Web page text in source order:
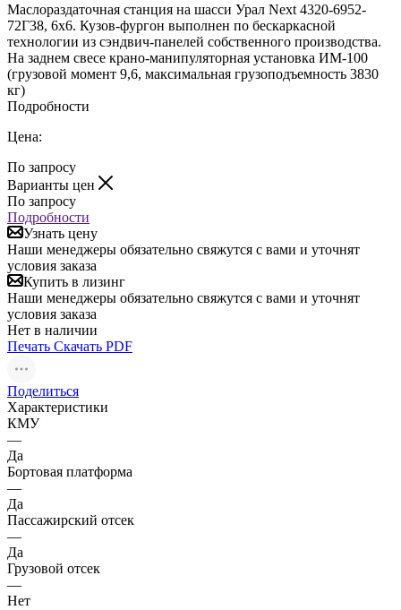
Маслораздаточная станция на шасси Урал Next 4320-6952-
72Г38, 6х6. Кузов-фургон выполнен по бескаркасной
технологии из сэндвич-панелей собственного производства.
На заднем свесе крано-манипуляторная установка ИМ-100
(грузовой момент 9,6, максимальная грузоподъемность 3830
кг)
Подробности
Цена:
По запросу
Варианты цен
По запросу
Подробности
Узнать цену
Наши менеджеры обязательно свяжутся с вами и уточнят
условия заказа
Купить в лизинг
Наши менеджеры обязательно свяжутся с вами и уточнят
условия заказа
Нет в наличии
Печать Скачать PDF
Поделиться
Характеристики
КМУ
—
Да
Бортовая платформа
—
Да
Пассажирский отсек
—
Да
Грузовой отсек
—
Нет